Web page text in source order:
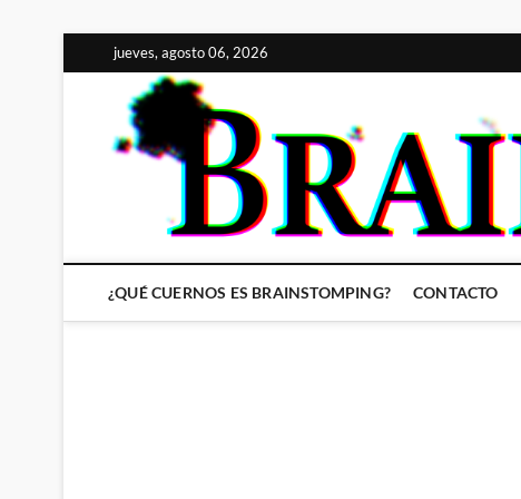
al
contenido
jueves, agosto 06, 2026
¿QUÉ CUERNOS ES BRAINSTOMPING? CONTACTO